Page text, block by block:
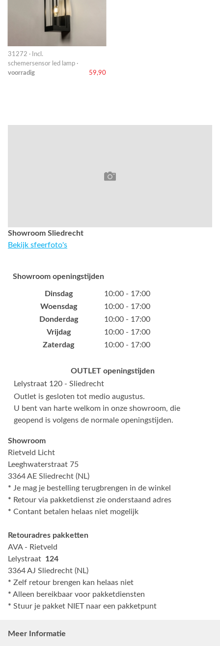
31272 · Incl.
schemersensor led lamp ·
voorradig
59,90
Showroom Sliedrecht
Bekijk sfeerfoto's
Showroom openingstijden
Dinsdag
10:00 - 17:00
Woensdag
10:00 - 17:00
Donderdag
10:00 - 17:00
Vrijdag
10:00 - 17:00
Zaterdag
10:00 - 17:00
OUTLET openingstijden
Lelystraat 120 - Sliedrecht
Outlet is gesloten tot medio augustus.
U bent van harte welkom in onze showroom, die
geopend is volgens de normale openingstijden.
Showroom
Rietveld Licht
Leeghwaterstraat 75
3364 AE Sliedrecht (NL)
* Je mag je bestelling terugbrengen in de winkel
* Retour via pakketdienst zie onderstaand adres
* Contant betalen helaas niet mogelijk
Retouradres pakketten
AVA - Rietveld
Lelystraat 124
3364 AJ Sliedrecht (NL)
* Zelf retour brengen kan helaas niet
* Alleen bereikbaar voor pakketdiensten
* Stuur je pakket NIET naar een pakketpunt
Meer Informatie